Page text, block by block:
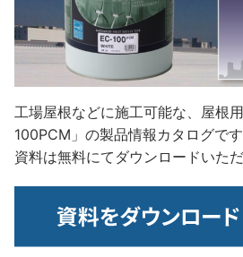
工場屋根などに施工可能な、屋根
100PCM」の製品情報カタログです
資料は無料にてダウンロードいただ